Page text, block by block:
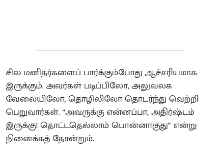
சில மனிதர்களைப் பார்க்கும்போது ஆச்சரியமாக
இருக்கும். அவர்கள் படிப்பிலோ, அலுவலக
வேலையிலோ, தொழிலிலோ தொடர்ந்து வெற்றி
பெறுவார்கள். “அவருக்கு என்னப்பா, அதிர்ஷ்டம்
இருக்கு! தொட்டதெல்லாம் பொன்னாகுது” என்று
நினைக்கத் தோன்றும்.